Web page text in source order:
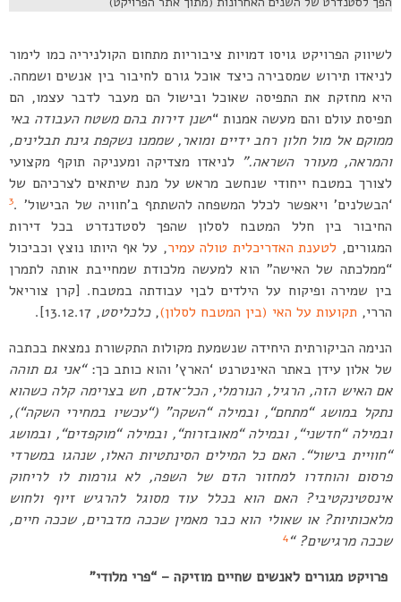
לשיווק הפרויקט גויסו דמויות ציבוריות מתחום הקולניריה כמו לימור
לניאדו תירוש שמסבירה כיצד אוכל גורם לחיבור בין אנשים ושמחה.
היא מחזקת את התפיסה שאוכל ובישול הם מעבר לדבר עצמו, הם
תפיסת עולם והם מעשה אמנות “ישנן דירות בהם משטח העבודה באי
ממוקם אל מול חלון רחב ידיים ומואר, שממנו נשקפת גינת תבלינים,
והמראה, מעורר השראה.” לניאדו מצדיקה ומעניקה תוקף מקצועי
לצורך במטבח ייחודי שנחשב מראש על מנת שיתאים לצרכיהם של
‘הבשלנים’ ויאפשר לכלל המשפחה להשתתף ב’חוויה של הבישול’ .
3
החיבור בין חלל המטבח לסלון שהפך לסטדנדרט בכל דירות
המגורים, לטענת האדריכלית טולה עמיר, על אף היותו נוצץ וכביכול
“ממלכתה של האישה” הוא למעשה מלכודת שמחייבת אותה לתמרן
בין שמירה ופיקוח על הילדים לבןי עבודתה במטבח. [קרן צוריאל
הררי, תקועות על האי (בין המטבח לסלון),כלכליסט, 13.12.17].
הנימה הביקורתית היחידה שנשמעת מקולות התקשורת נמצאת בכתבה
של אלון עידן באתר האינטרנט ‘הארץ’ והוא כותב כך:“אני גם תוהה
אם האיש הזה,הרגיל,הנורמלי,הכל־אדם,חש בצרימה קלה כשהוא
נתקל במושג“מתחם“,ובמילה“השקה” (“עכשיו במחירי השקה“),
ובמילה“חדשני“,ובמילה“מאובזרות“,ובמילה“מוקפדים“,ובמושג
“חוויית בישול“.האם כל המילים הסינתטיות האלו,שנהגו במשרדי
פרסום והוחדרו למחזור הדם של השפה,לא גורמות לו לריחוק
אינסטינקטיבי?האם הוא בכלל עוד מסוגל להרגיש זיוף ולחוש
מלאכותיות?או שאולי הוא כבר מאמין שככה מדברים,שככה חיים,
שככה מרגישים?
“
4
פרויקט מגורים לאנשים שחיים מוזיקה – “פרי מלודי”